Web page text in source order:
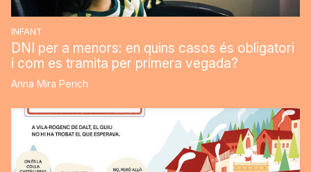
INFANT
DNI per a menors: en quins casos és obligatori
i com es tramita per primera vegada?
Anna Mira Perich